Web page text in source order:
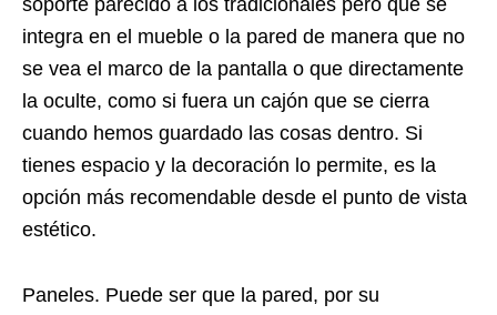
soporte parecido a los tradicionales pero que se
integra en el mueble o la pared de manera que no
se vea el marco de la pantalla o que directamente
la oculte, como si fuera un cajón que se cierra
cuando hemos guardado las cosas dentro. Si
tienes espacio y la decoración lo permite, es la
opción más recomendable desde el punto de vista
estético.
Paneles. Puede ser que la pared, por su